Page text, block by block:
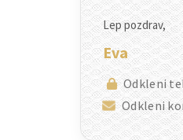
Lep pozdrav,
Eva
Odkleni
Odkleni